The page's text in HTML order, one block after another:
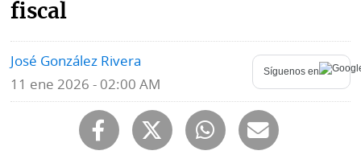
Economía
Deportes
Tecnología
Opinión
Blogs
Fotografías
Videos
fiscal
José González Rivera
11 ene 2026 - 02:00 AM
Síguenos en